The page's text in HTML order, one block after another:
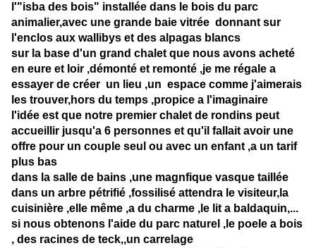
l'"isba des bois" installée dans le bois du parc
animalier,avec une grande baie vitrée donnant sur
l'enclos aux wallibys et des alpagas blancs
sur la base d'un grand chalet que nous avons acheté
en eure et loir ,démonté et remonté ,je me régale a
essayer de créer un lieu ,un espace comme j'aimerais
les trouver,hors du temps ,propice a l'imaginaire
l'idée est que notre premier chalet de rondins peut
accueillir jusqu'a 6 personnes et qu'il fallait avoir une
offre pour un couple seul ou avec un enfant ,a un tarif
plus bas
dans la salle de bains ,une magnfique vasque taillée
dans un arbre pétrifié ,fossilisé attendra le visiteur,la
cuisinière ,elle même ,a du charme ,le lit a baldaquin,...
si nous obtenons l'aide du parc naturel ,le poele a bois
, des racines de teck,,un carrelage